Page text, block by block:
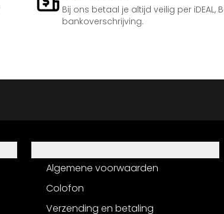
Bij ons betaal je altijd veilig per
bankoverschrijving.
Algemene voorwaarden
Colofon
Verzending en betaling